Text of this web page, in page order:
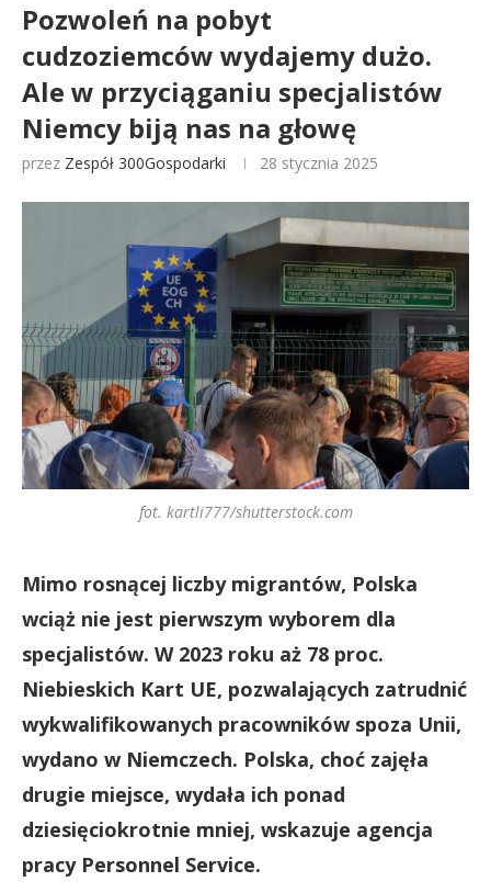
Pozwoleń na pobyt
cudzoziemców wydajemy dużo.
Ale w przyciąganiu specjalistów
Niemcy biją nas na głowę
przez Zespół 300Gospodarki 28 stycznia 2025
fot. kartli777/shutterstock.com
Mimo rosnącej liczby migrantów, Polska
wciąż nie jest pierwszym wyborem dla
specjalistów. W 2023 roku aż 78 proc.
Niebieskich Kart UE, pozwalających zatrudnić
wykwalifikowanych pracowników spoza Unii,
wydano w Niemczech. Polska, choć zajęła
drugie miejsce, wydała ich ponad
dziesięciokrotnie mniej, wskazuje agencja
pracy Personnel Service.